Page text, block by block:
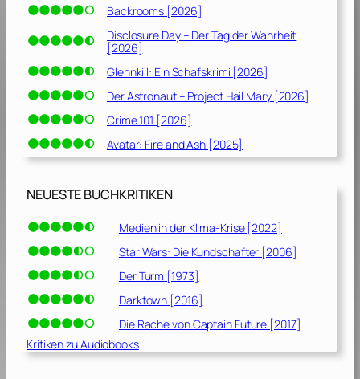
Backrooms [2026]
Disclosure Day – Der Tag der Wahrheit
[2026]
Glennkill: Ein Schafskrimi [2026]
Der Astronaut – Project Hail Mary [2026]
Crime 101 [2026]
Avatar: Fire and Ash [2025]
NEUESTE BUCHKRITIKEN
Medien in der Klima-Krise [2022]
Star Wars: Die Kundschafter [2006]
Der Turm [1973]
Darktown [2016]
Die Rache von Captain Future [2017]
Kritiken zu Audiobooks